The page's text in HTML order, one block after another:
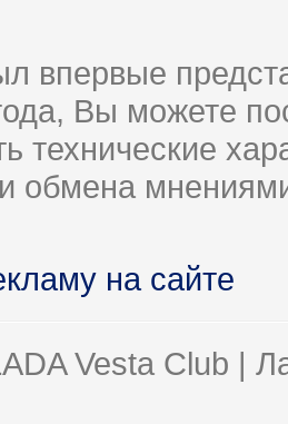
впервые
Вы можете
технические
обмена
на сайте
Vesta Club |